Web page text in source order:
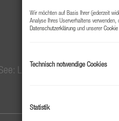
Wir möchten auf Basis Ihrer (jederzeit
Analyse Ihres Userverhaltens
Datenschutzerklärung und unserer
Technisch notwendige Cookies
Statistik